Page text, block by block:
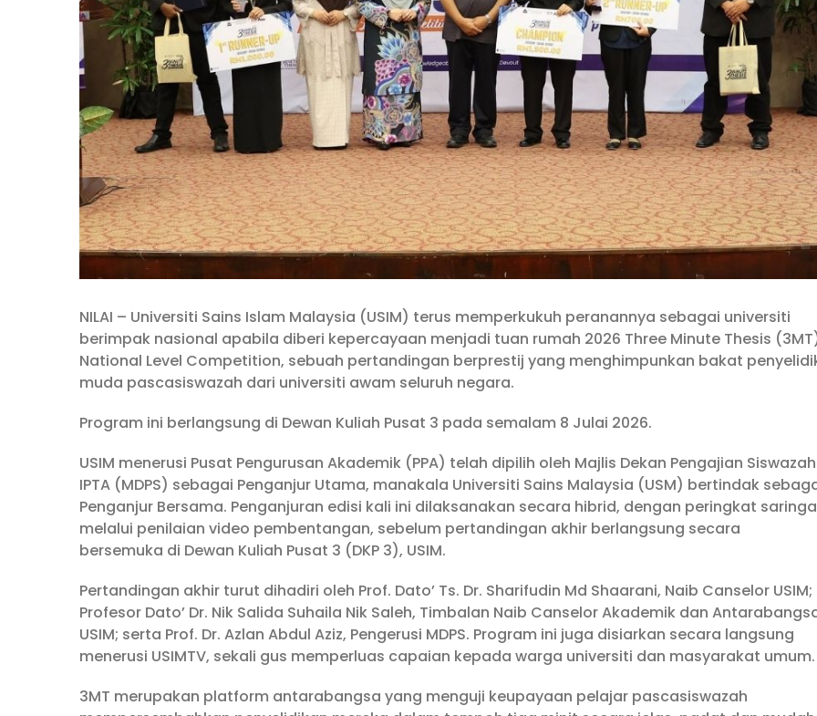
NILAI – Universiti Sains Islam Malaysia (USIM) terus memperkukuh peranannya sebagai universiti
berimpak nasional apabila diberi kepercayaan menjadi tuan rumah 2026 Three Minute Thesis
National Level Competition, sebuah pertandingan berprestij yang menghimpunkan bakat
muda pascasiswazah dari universiti awam seluruh negara.
Program ini berlangsung di Dewan Kuliah Pusat 3 pada semalam 8 Julai 2026.
USIM menerusi Pusat Pengurusan Akademik (PPA) telah dipilih oleh Majlis Dekan Pengajian Siswazah
IPTA (MDPS) sebagai Penganjur Utama, manakala Universiti Sains Malaysia (USM) bertindak
Penganjur Bersama. Penganjuran edisi kali ini dilaksanakan secara hibrid, dengan peringkat
melalui penilaian video pembentangan, sebelum pertandingan akhir berlangsung secara
bersemuka di Dewan Kuliah Pusat 3 (DKP 3), USIM.
Pertandingan akhir turut dihadiri oleh Prof. Dato’ Ts. Dr. Sharifudin Md Shaarani, Naib Canselor USIM;
Profesor Dato’ Dr. Nik Salida Suhaila Nik Saleh, Timbalan Naib Canselor Akademik dan
USIM; serta Prof. Dr. Azlan Abdul Aziz, Pengerusi MDPS. Program ini juga disiarkan secara langsung
menerusi USIMTV, sekali gus memperluas capaian kepada warga universiti dan masyarakat umum.
3MT merupakan platform antarabangsa yang menguji keupayaan pelajar pascasiswazah